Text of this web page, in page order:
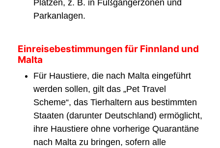
Plätzen, z. B. in Fußgängerzonen und
Parkanlagen.
Einreisebestimmungen für Finnland und
Malta
Für Haustiere, die nach Malta eingeführt
werden sollen, gilt das „Pet Travel
Scheme“, das Tierhaltern aus bestimmten
Staaten (darunter Deutschland) ermöglicht,
ihre Haustiere ohne vorherige Quarantäne
nach Malta zu bringen, sofern alle